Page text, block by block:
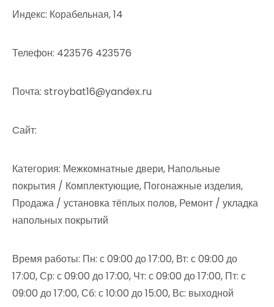
Индекс: Корабельная, 14
Телефон: 423576 423576
Почта: stroybat16@yandex.ru
Cайт:
Категория: Межкомнатные двери, Напольные
покрытия / Комплектующие, Погонажные изделия,
Продажа / установка тёплых полов, Ремонт / укладка
напольных покрытий
Время работы: Пн: с 09:00 до 17:00, Вт: с 09:00 до
17:00, Ср: с 09:00 до 17:00, Чт: с 09:00 до 17:00, Пт: с
09:00 до 17:00, Сб: с 10:00 до 15:00, Вс: выходной